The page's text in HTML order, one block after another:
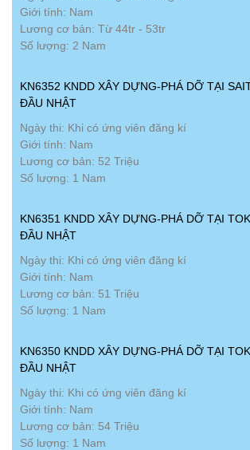
Giới tính: Nam
Lương cơ bản: Từ 44tr - 53tr
Số lượng: 2 Nam
KN6352 KNDD XÂY DỰNG-PHÁ DỠ TẠI
ĐẦU NHẬT
Ngày thi: Khi có ứng viên đăng kí
Giới tính: Nam
Lương cơ bản: 52 Triệu
Số lượng: 1 Nam
KN6351 KNDD XÂY DỰNG-PHÁ DỠ TẠI
ĐẦU NHẬT
Ngày thi: Khi có ứng viên đăng kí
Giới tính: Nam
Lương cơ bản: 51 Triệu
Số lượng: 1 Nam
KN6350 KNDD XÂY DỰNG-PHÁ DỠ TẠI
ĐẦU NHẬT
Ngày thi: Khi có ứng viên đăng kí
Giới tính: Nam
Lương cơ bản: 54 Triệu
Số lượng: 1 Nam